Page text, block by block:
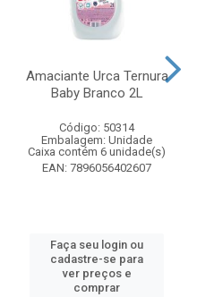
Amaciante Urca Ternura
Baby Branco 2L
Código: 50314
Embalagem: Unidade
Caixa contém 6 unidade(s)
EAN: 7896056402607
Faça seu login ou
cadastre-se para
ver preços e
comprar